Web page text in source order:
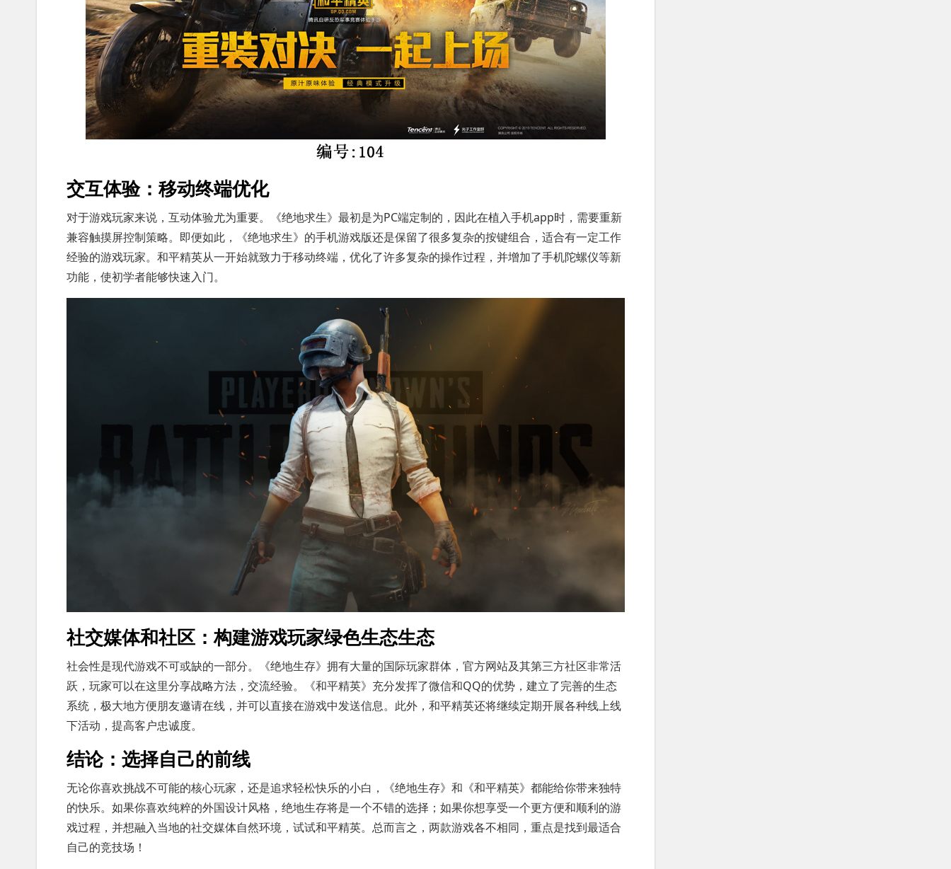
交互体验：移动终端优化
对于游戏玩家来说，互动体验尤为重要。《绝地求生》最初是为PC端定制的，因此在植入手机app时，需要重新
兼容触摸屏控制策略。即便如此，《绝地求生》的手机游戏版还是保留了很多复杂的按键组合，适合有一定工作
经验的游戏玩家。和平精英从一开始就致力于移动终端，优化了许多复杂的操作过程，并增加了手机陀螺仪等新
功能，使初学者能够快速入门。
社交媒体和社区：构建游戏玩家绿色生态生态
社会性是现代游戏不可或缺的一部分。《绝地生存》拥有大量的国际玩家群体，官方网站及其第三方社区非常活
跃，玩家可以在这里分享战略方法，交流经验。《和平精英》充分发挥了微信和QQ的优势，建立了完善的生态
系统，极大地方便朋友邀请在线，并可以直接在游戏中发送信息。此外，和平精英还将继续定期开展各种线上线
下活动，提高客户忠诚度。
结论：选择自己的前线
无论你喜欢挑战不可能的核心玩家，还是追求轻松快乐的小白，《绝地生存》和《和平精英》都能给你带来独特
的快乐。如果你喜欢纯粹的外国设计风格，绝地生存将是一个不错的选择；如果你想享受一个更方便和顺利的游
戏过程，并想融入当地的社交媒体自然环境，试试和平精英。总而言之，两款游戏各不相同，重点是找到最适合
自己的竞技场！